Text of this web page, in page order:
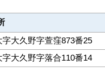
大久野字萱窪873番25
大久野字落合110番14